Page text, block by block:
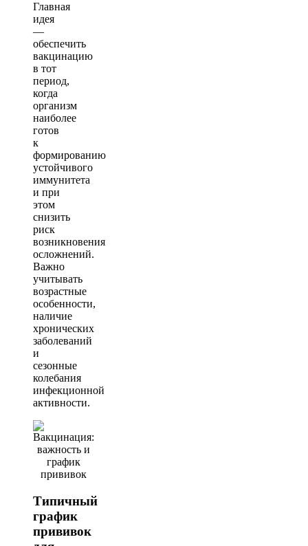
Главная
идея
—
обеспечить
вакцинацию
в тот
период,
когда
организм
наиболее
готов
к
формированию
устойчивого
иммунитета
и при
этом
снизить
риск
возникновения
осложнений.
Важно
учитывать
возрастные
особенности,
наличие
хронических
заболеваний
и
сезонные
колебания
инфекционной
активности.
Типичный
график
прививок